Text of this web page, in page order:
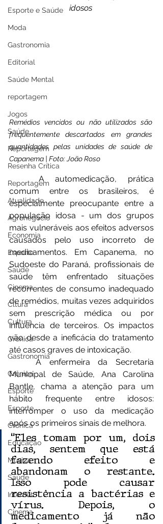
Esporte e Saúde
Moda
Gastronomia
Editorial
Saúde Mental
reportagem
Jogos
Saúde
Reportagem
Resenha Crítica
Reportagem
Atualidade
Agronegócio
Economia
Esporte
Saúde
Cinema
Cltura
Cultura
Crônica
Gastronomia
Crônica
Esporte
Esporte
Crônica
Educação
Música
Saúde
Internet
Cinema
idosos
Remédios vencidos ou não utilizados são
frequentemente descartados em grandes
quantidades pelas unidades de saúde de
Capanema | Foto: João Roso
	A automedicação, prática
comum entre os brasileiros, é
especialmente preocupante entre a
população idosa - um dos grupos
mais vulneráveis aos efeitos adversos
causados pelo uso incorreto de
medicamentos. Em Capanema, no
Sudoeste do Paraná, profissionais de
saúde têm enfrentado situações
recorrentes de consumo inadequado
de remédios, muitas vezes adquiridos
sem prescrição médica ou por
influência de terceiros. Os impactos
vão desde a ineficácia do tratamento
até casos graves de intoxicação.
	A enfermeira da Secretaria
Municipal de Saúde, Ana Carolina
Bantle, chama a atenção para um
hábito frequente entre idosos:
interromper o uso da medicação
após os primeiros sinais de melhora.
“Eles tomam por um, dois
dias, sentem que está
fazendo efeito e
abandonam o restante.
Isso pode causar
resistência a bactérias e
vírus. Depois, o
medicamento já não